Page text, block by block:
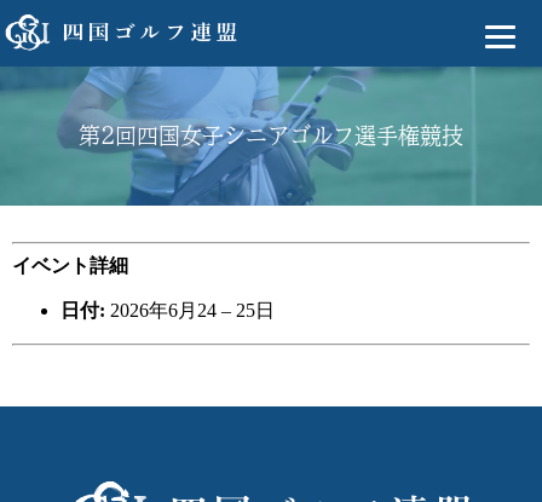
第2回四国女子シニアゴルフ選手権競技
イベント詳細
日付: 2026年6月24 – 25日